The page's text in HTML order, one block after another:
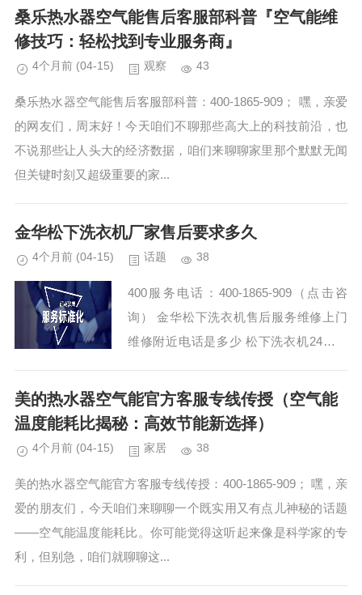
小时人工服...
桑乐热水器空气能售后客服部科普『空气能维
修技巧：轻松找到专业服务商』
4个月前 (04-15) 观察 43
桑乐热水器空气能售后客服部科普：400-1865-909； 嘿，亲爱
的网友们，周末好！今天咱们不聊那些高大上的科技前沿，也
不说那些让人头大的经济数据，咱们来聊聊家里那个默默无闻
但关键时刻又超级重要的家...
金华松下洗衣机厂家售后要求多久
4个月前 (04-15) 话题 38
400服务电话：400-1865-909（点击咨
询） 金华松下洗衣机售后服务维修上门
维修附近电话是多少 松下洗衣机24小时
服务维修网点中心-全国统一售后电话24
小...
美的热水器空气能官方客服专线传授（空气能
温度能耗比揭秘：高效节能新选择）
4个月前 (04-15) 家居 38
美的热水器空气能官方客服专线传授：400-1865-909； 嘿，亲
爱的朋友们，今天咱们来聊聊一个既实用又有点儿神秘的话题
——空气能温度能耗比。你可能觉得这听起来像是科学家的专
利，但别急，咱们就聊聊这...